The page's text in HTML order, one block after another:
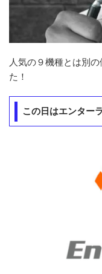
人気の９機種とは別
た！
この日はエンター